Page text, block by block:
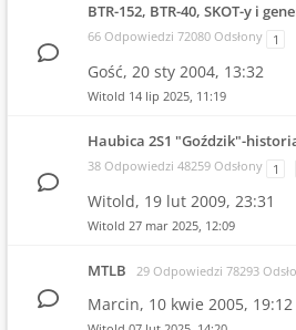
BTR-152, BTR-40, SKOT-y i
66 Odpowiedzi 72080 Odsłony 1
Gość, 20 sty 2004, 13:32
Witold 14 lip 2025, 11:19
Haubica 2S1 "Goździk"-
38 Odpowiedzi 48259 Odsłony 1
Witold, 19 lut 2009, 23:31
Witold 27 mar 2025, 12:09
MTLB 29 Odpowiedzi 78293
Marcin, 10 kwie 2005, 19:12